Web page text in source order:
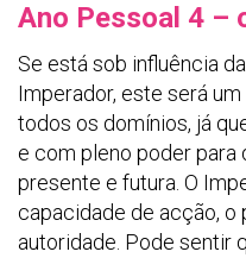
Ano Pessoal 4 –
Se está sob influência
Imperador, este será
todos os domínios, já
e com pleno poder para
presente e futura. O
capacidade de acção, o
autoridade. Pode sentir